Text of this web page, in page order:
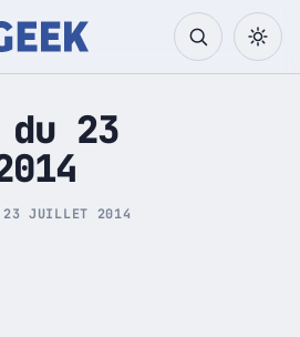
et Pop culture
23
23 JUILLET 2014